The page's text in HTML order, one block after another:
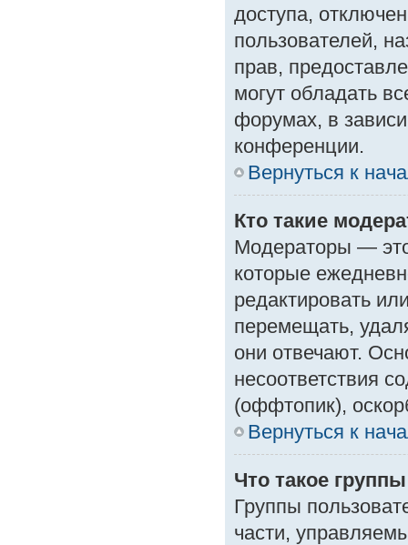
доступа,
пользователей,
прав,
могут обладать
форумах, в
конференции.
Вернуться к
Кто такие
Модераторы —
которые
редактировать
перемещать,
они отвечают.
несоответствия
(оффтопик),
Вернуться к
Что такое
Группы
части,